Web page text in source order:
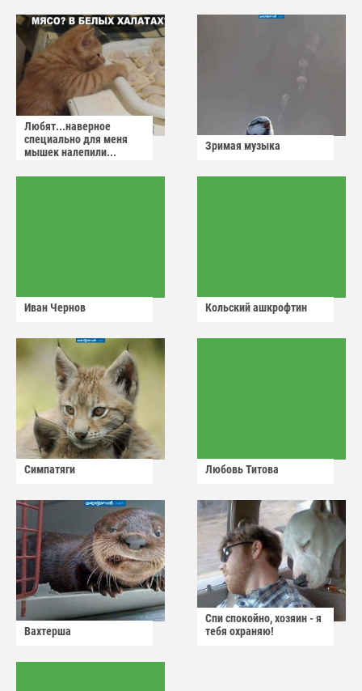
Любят...наверное
специально для меня
мышек налепили...
Зримая музыка
Иван Чернов Кольский ашкрофтин
Симпатяги Любовь Титова
Вахтерша
Спи спокойно, хозяин - я
тебя охраняю!